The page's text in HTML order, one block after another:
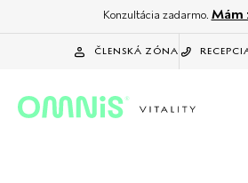
Konzultácia zadarmo. Mám
ČLENSKÁ ZÓNA